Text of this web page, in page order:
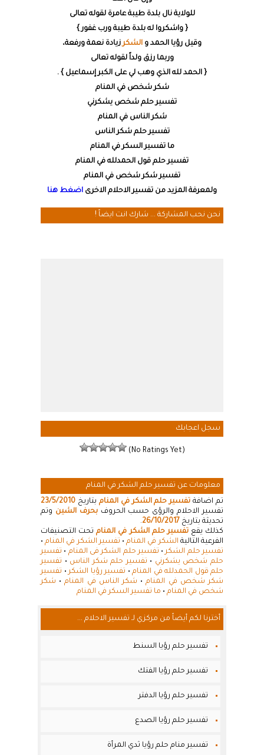
للولاية نال بلدة طيبة عامرة لقوله تعالى
{ واشكروا له بلدة طيبة ورب غفور }
وقيل رؤيا الحمد و الشكرزيادة نعمة ورفعة،
وربما رزق ولداً لقوله تعالى
{ الحمد لله الذي وهب لي على الكبر إسماعيل } .
شكر شخص في المنام
تفسير حلم شخص يشكرني
شكر الناس في المنام
تفسير حلم شكر الناس
ما تفسير السكر في المنام
تفسير حلم قول الحمدلله في المنام
تفسير شكر شخص في المنام
ولمعرفة المزيد من تفسير الاحلام الاخرى اضغط هنا
نحن نحب المشاركة ... شارك انت ايضاً !
سجل اعجابك
(No Ratings Yet)
معلومات عن تفسير حلم الشكر في المنام
تم اضافة تفسير حلم الشكر في المنام بتاريخ 23/5/2010
تفسير الاحلام والرؤى حسب الحروفبحرف الشين وتم
تحديثة بتاريخ 26/10/2017
.
كذلك يقعتفسير حلم الشكر في المنامتحت التصنيفات
الفرعية التالية الشكر في المنام• تفسير الشكر في المنام•
تفسير حلم الشكر• تفسير حلم الشكر فى المنام • تفسير
حلم شخص يشكرني • تفسير حلم شكر الناس • تفسير
حلم قول الحمدلله في المنام • تفسير رؤيا الشكر• تفسير
شكر شخص في المنام• شكر الناس في المنام• شكر
شخص في المنام • ما تفسير السكر في المنام
أخترنا لكم أيضاً من مركزي لـ تفسير الاحلام ...
تفسير حلم رؤيا السنط
تفسير حلم رؤيا الفتك
تفسير حلم رؤيا الدفتر
تفسير حلم رؤيا الصدع
تفسير منام حلم رؤيا ثدي المرأة